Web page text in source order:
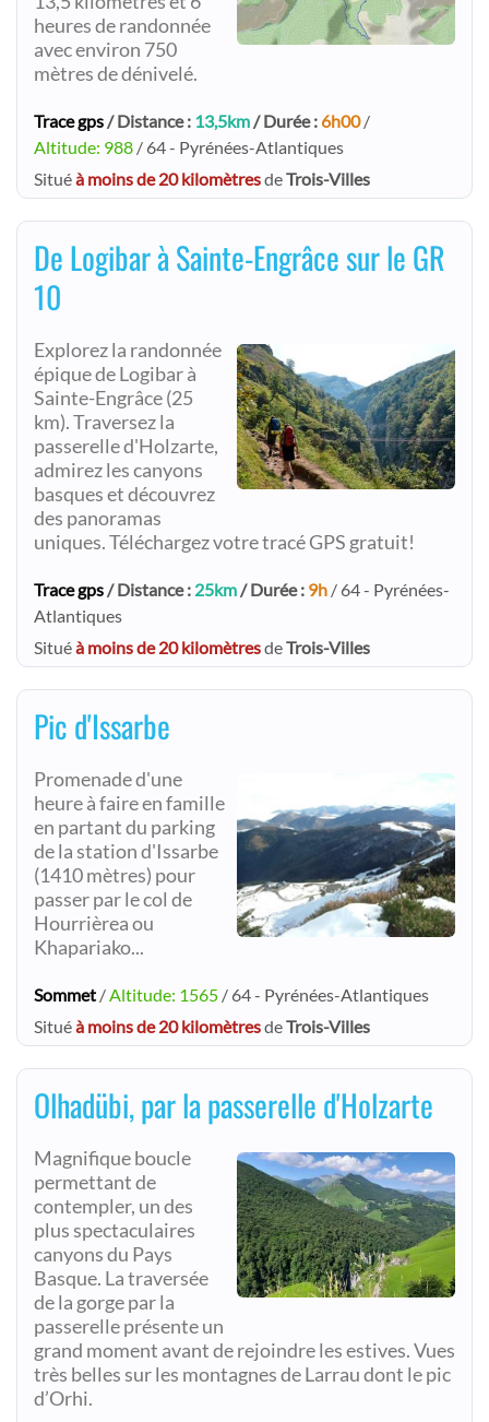
heures de randonnée
avec environ 750
mètres de dénivelé.
Trace gps/ Distance : 13,5km/ Durée : 6h00/
Altitude: 988 / 64 - Pyrénées-Atlantiques
Situéà moins de 20 kilomètresdeTrois-Villes
De Logibar à Sainte-Engrâce sur le GR
10
Explorez la randonnée
épique de Logibar à
Sainte-Engrâce (25
km). Traversez la
passerelle d'Holzarte,
admirez les canyons
basques et découvrez
des panoramas
uniques. Téléchargez votre tracé GPS gratuit!
Trace gps/ Distance : 25km/ Durée : 9h / 64 - Pyrénées-
Atlantiques
Situéà moins de 20 kilomètresdeTrois-Villes
Pic d'Issarbe
Promenade d'une
heure à faire en famille
en partant du parking
de la station d'Issarbe
(1410 mètres) pour
passer par le col de
Hourrièrea ou
Khapariako...
Sommet /Altitude: 1565 / 64 - Pyrénées-Atlantiques
Situéà moins de 20 kilomètresdeTrois-Villes
Olhadübi, par la passerelle d'Holzarte
Magnifique boucle
permettant de
contempler, un des
plus spectaculaires
canyons du Pays
Basque. La traversée
de la gorge par la
passerelle présente un
grand moment avant de rejoindre les estives. Vues
très belles sur les montagnes de Larrau dont le pic
d’Orhi.